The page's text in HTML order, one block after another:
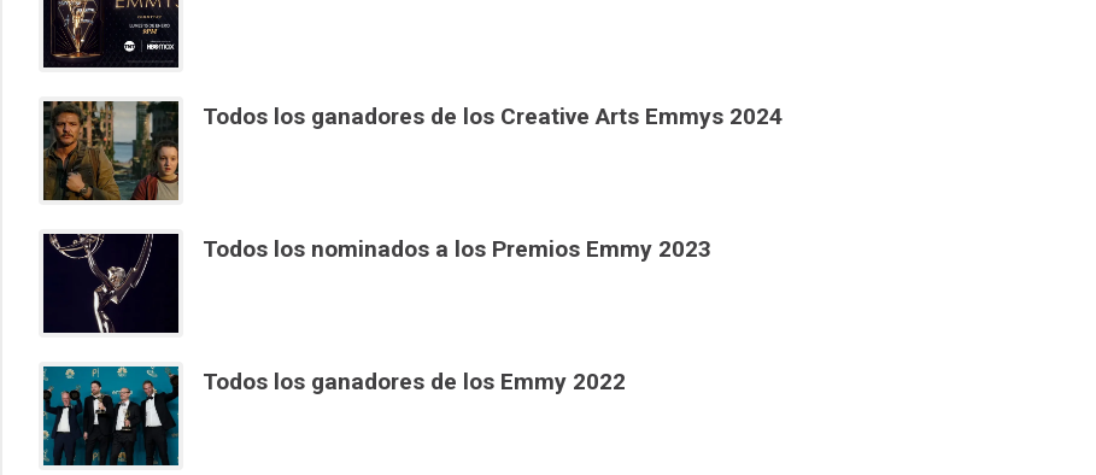
Todos los ganadores de los Creative Arts Emmys 2024
Todos los nominados a los Premios Emmy 2023
Todos los ganadores de los Emmy 2022